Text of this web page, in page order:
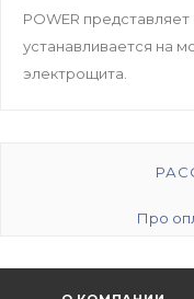
POWER
устанавливается на
электрощита.
Про